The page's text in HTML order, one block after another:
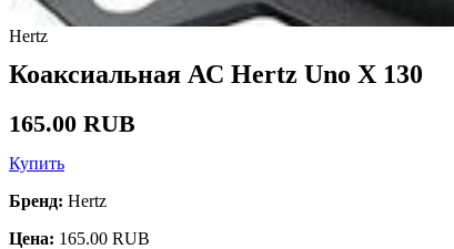
Hertz
Коаксиальная АС Hertz Uno X 130
165.00 RUB
Купить
Бренд: Hertz
Цена: 165.00 RUB